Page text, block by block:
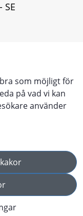
som möjligt för
på vad vi kan
använder
- DE